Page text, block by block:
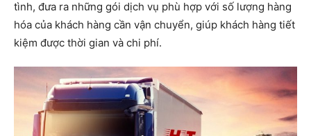
tình, đưa ra những gói dịch vụ phù hợp với số lượng hàng
hóa của khách hàng cần vận chuyển, giúp khách hàng tiết
kiệm được thời gian và chi phí.